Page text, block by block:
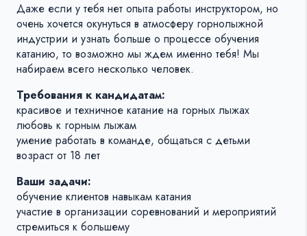
Даже если у тебя нет опыта работы инструктором, но
очень хочется окунуться в атмосферу горнолыжной
индустрии и узнать больше о процессе обучения
катанию, то возможно мы ждем именно тебя! Мы
набираем всего несколько человек.
Требования к кандидатам:
красивое и техничное катание на горных лыжах
любовь к горным лыжам
умение работать в команде, общаться с детьми
возраст от 18 лет
Ваши задачи:
обучение клиентов навыкам катания
участие в организации соревнований и мероприятий
стремиться к большему